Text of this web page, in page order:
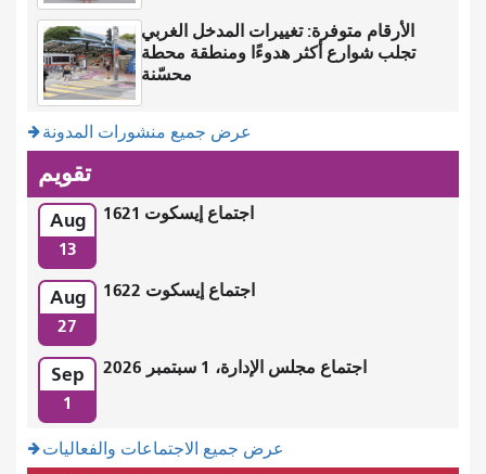
الأرقام متوفرة: تغييرات المدخل الغربي
تجلب شوارع أكثر هدوءًا ومنطقة محطة
محسّنة
عرض جميع منشورات المدونة
تقويم
Aug
13
اجتماع إيسكوت 1621
Aug
27
اجتماع إيسكوت 1622
Sep
1
اجتماع مجلس الإدارة، 1 سبتمبر 2026
عرض جميع الاجتماعات والفعاليات